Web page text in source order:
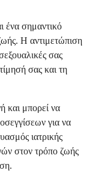
ένα σημαντικό
Η αντιμετώπιση
σας
σας και τη
και μπορεί να
για να
ιατρικής
στον τρόπο ζωής